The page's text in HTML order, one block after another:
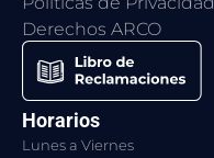
Derechos ARCO
Horarios
Lunes a Viernes